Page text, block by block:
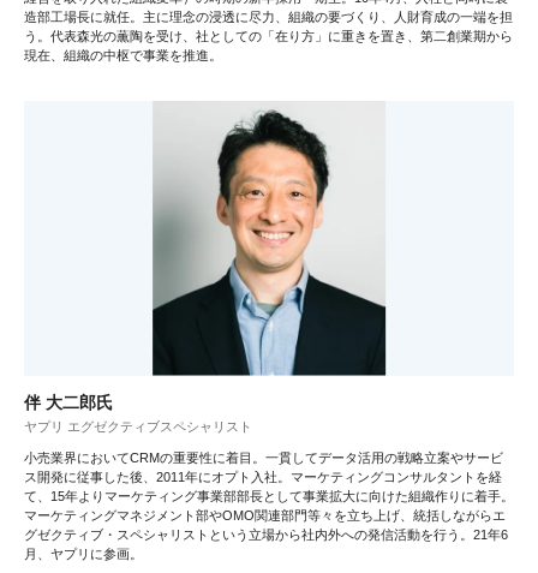
造部工場長に就任。主に理念の浸透に尽力、組織の要づくり、人財育成の一端を担
う。代表森光の薫陶を受け、社としての「在り方」に重きを置き、第二創業期から
現在、組織の中枢で事業を推進。
伴 大二郎氏
ヤプリ エグゼクティブスペシャリスト
小売業界においてCRMの重要性に着目。一貫してデータ活用の戦略立案やサービ
ス開発に従事した後、2011年にオプト入社。マーケティングコンサルタントを経
て、15年よりマーケティング事業部部長として事業拡大に向けた組織作りに着手。
マーケティングマネジメント部やOMO関連部門等々を立ち上げ、統括しながらエ
グゼクティブ・スペシャリストという立場から社内外への発信活動を行う。21年6
月、ヤプリに参画。